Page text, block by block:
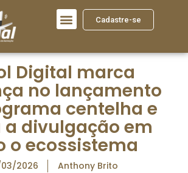
Cadastre-se
Digital marca
no lançamento
centelha e
a divulgação em
o ecossistema
2026 Anthony Brito